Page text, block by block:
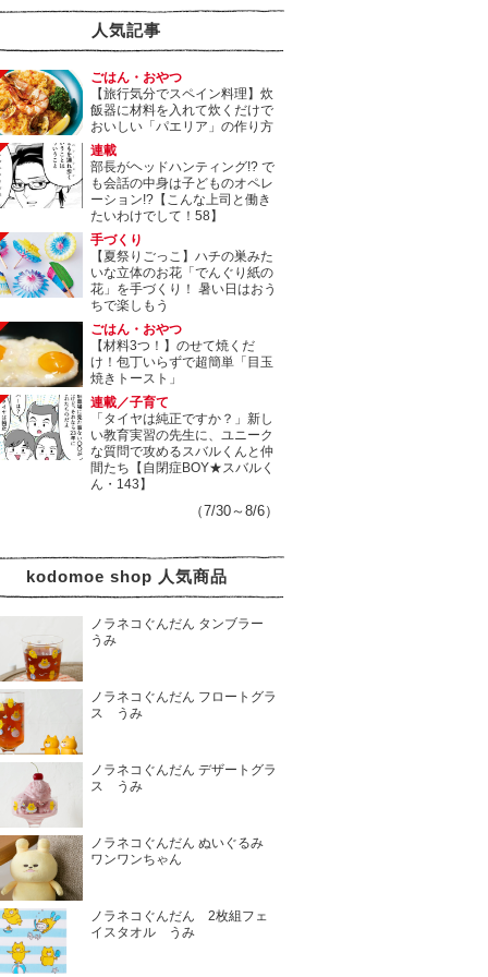
人気記事
ごはん・おやつ
【旅行気分でスペイン料理】炊
飯器に材料を入れて炊くだけで
おいしい「パエリア」の作り方
連載
部長がヘッドハンティング!? で
も会話の中身は子どものオペレ
ーション!?【こんな上司と働き
たいわけでして！58】
手づくり
【夏祭りごっこ】ハチの巣みた
いな立体のお花「でんぐり紙の
花」を手づくり！ 暑い日はおう
ちで楽しもう
ごはん・おやつ
【材料3つ！】のせて焼くだ
け！包丁いらずで超簡単「目玉
焼きトースト」
連載／子育て
「タイヤは純正ですか？」新し
い教育実習の先生に、ユニーク
な質問で攻めるスバルくんと仲
間たち【自閉症BOY★スバルく
ん・143】
（7/30～8/6）
kodomoe shop 人気商品
ノラネコぐんだん タンブラー
うみ
ノラネコぐんだん フロートグラ
ス うみ
ノラネコぐんだん デザートグラ
ス うみ
ノラネコぐんだん ぬいぐるみ
ワンワンちゃん
ノラネコぐんだん 2枚組フェ
イスタオル うみ